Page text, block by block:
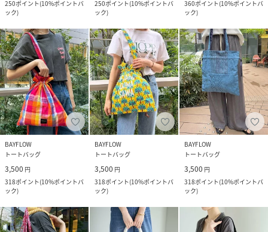
250ポイント(10%ポイントバ
ック)
250ポイント(10%ポイントバ
ック)
360ポイント(10%ポイントバ
ック)
BAYFLOW
トートバッグ
3,500 円
318ポイント(10%ポイントバ
ック)
BAYFLOW
トートバッグ
3,500 円
318ポイント(10%ポイントバ
ック)
BAYFLOW
トートバッグ
3,500 円
318ポイント(10%ポイントバ
ック)